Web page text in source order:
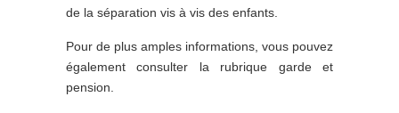
de la séparation vis à vis des enfants.
Pour de plus amples informations, vous pouvez
également consulter la rubrique garde et
pension.